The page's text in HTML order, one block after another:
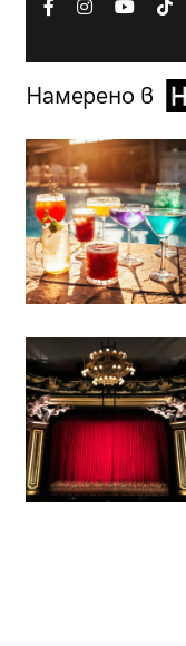
Намерено в